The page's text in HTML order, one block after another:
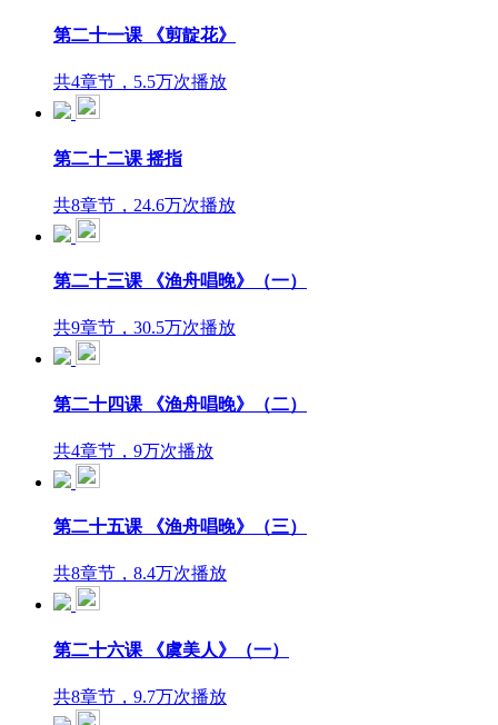
第二十一课 《剪靛花》
共4章节，5.5万次播放
第二十二课 摇指
共8章节，24.6万次播放
第二十三课 《渔舟唱晚》（一）
共9章节，30.5万次播放
第二十四课 《渔舟唱晚》（二）
共4章节，9万次播放
第二十五课 《渔舟唱晚》（三）
共8章节，8.4万次播放
第二十六课 《虞美人》（一）
共8章节，9.7万次播放